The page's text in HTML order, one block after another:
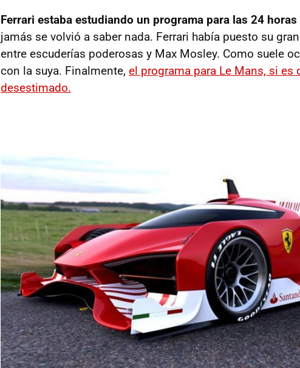
Ferrari estaba estudiando un programa para las 24 horas
jamás se volvió a saber nada. Ferrari había puesto su
entre escuderías poderosas y Max Mosley. Como suele
con la suya. Finalmente, el programa para Le Mans, si es
desestimado.